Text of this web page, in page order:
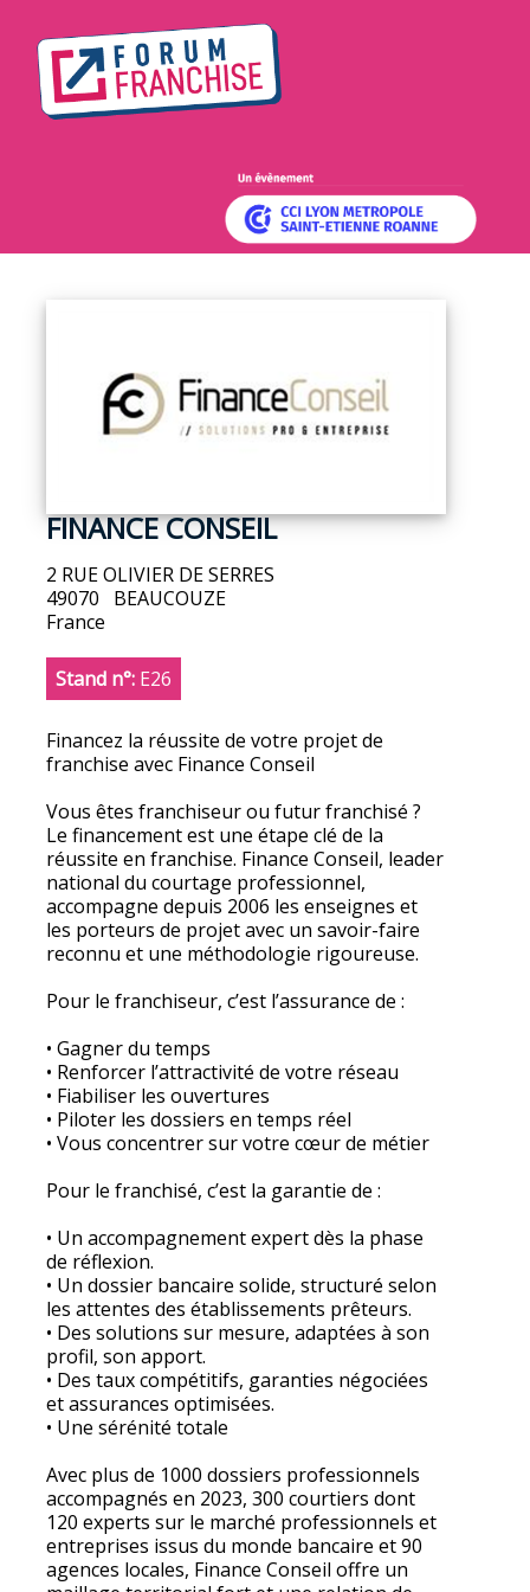
FINANCE CONSEIL
2 RUE OLIVIER DE SERRES
49070
BEAUCOUZE
France
Stand n°: E26
Financez la réussite de votre projet de
franchise avec Finance Conseil
Vous êtes franchiseur ou futur franchisé ?
Le financement est une étape clé de la
réussite en franchise. Finance Conseil, leader
national du courtage professionnel,
accompagne depuis 2006 les enseignes et
les porteurs de projet avec un savoir-faire
reconnu et une méthodologie rigoureuse.
Pour le franchiseur, c’est l’assurance de :
• Gagner du temps
• Renforcer l’attractivité de votre réseau
• Fiabiliser les ouvertures
• Piloter les dossiers en temps réel
• Vous concentrer sur votre cœur de métier
Pour le franchisé, c’est la garantie de :
• Un accompagnement expert dès la phase
de réflexion.
• Un dossier bancaire solide, structuré selon
les attentes des établissements prêteurs.
• Des solutions sur mesure, adaptées à son
profil, son apport.
• Des taux compétitifs, garanties négociées
et assurances optimisées.
• Une sérénité totale
Avec plus de 1000 dossiers professionnels
accompagnés en 2023, 300 courtiers dont
120 experts sur le marché professionnels et
entreprises issus du monde bancaire et 90
agences locales, Finance Conseil offre un